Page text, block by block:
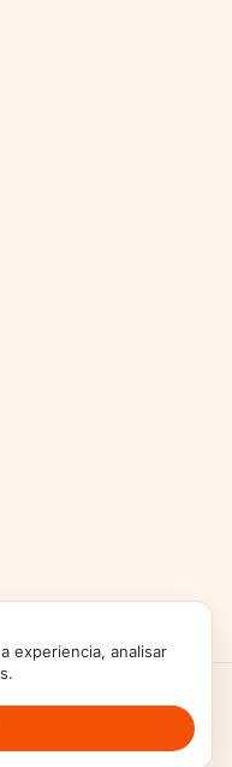
de Uso
experiencia, analisar